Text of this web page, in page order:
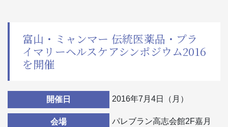
富山・ミャンマー 伝統医薬品・プラ
イマリーヘルスケアシンポジウム2016
を開催
開催日 2016年7月4日（月）
会場 パレブラン高志会館2F嘉月